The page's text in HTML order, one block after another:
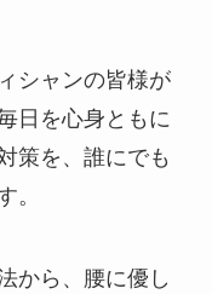
シャンの皆様が
日を心身ともに
策を、誰にでも
。
から、腰に優し